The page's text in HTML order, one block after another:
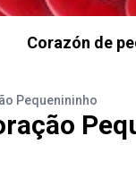
Corazón de
Pequenininho